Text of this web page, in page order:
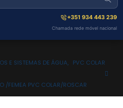
+351 934 443 239
Chamada rede móvel nacional
E SISTEMAS DE ÁGUA, PVC COLAR
/FEMEA PVC COLAR/ROSCAR